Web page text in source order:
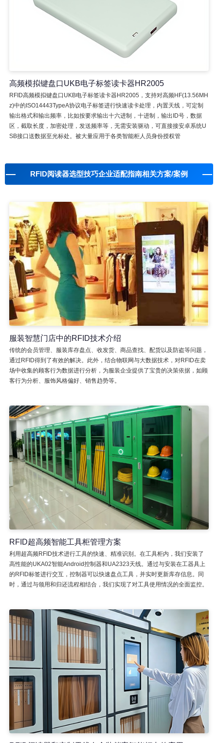
高频模拟键盘口UKB电子标签读卡器HR2005
RFID高频模拟键盘口UKB电子标签读卡器HR2005，支持对高频HF(13.56MH
z)中的ISO14443TypeA协议电子标签进行快速读卡处理，内置天线，可定制
输出格式和输出频率，比如按要求输出十六进制，十进制，输出ID号，数据
区，截取长度，加密处理，发送频率等，无需安装驱动，可直接接安卓系统U
SB接口送数据至光标处。被大量应用于各类智能柜人员身份授权管
RFID阅读器选型技巧企业适配指南相关方案/案例
服装智慧门店中的RFID技术介绍
传统的会员管理、服装库存盘点、收发货、商品查找、配货以及防盗等问题，
通过RFID得到了有效的解决。此外，结合物联网与大数据技术，对RFID在卖
场中收集的顾客行为数据进行分析，为服装企业提供了宝贵的决策依据，如顾
客行为分析、服饰风格偏好、销售趋势等。
RFID超高频智能工具柜管理方案
利用超高频RFID技术进行工具的快速、精准识别。在工具柜内，我们安装了
高性能的UKA02智能Android控制器和UA2323天线。通过与安装在工器具上
的RFID标签进行交互，控制器可以快速盘点工具，并实时更新库存信息。同
时，通过与领用和归还流程相结合，我们实现了对工具使用情况的全面监控。